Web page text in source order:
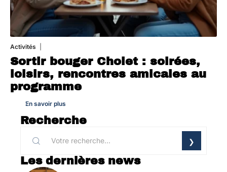
Activités
Sortir bouger Cholet : soirées,
loisirs, rencontres amicales au
programme
En savoir plus
Recherche
Les dernières news